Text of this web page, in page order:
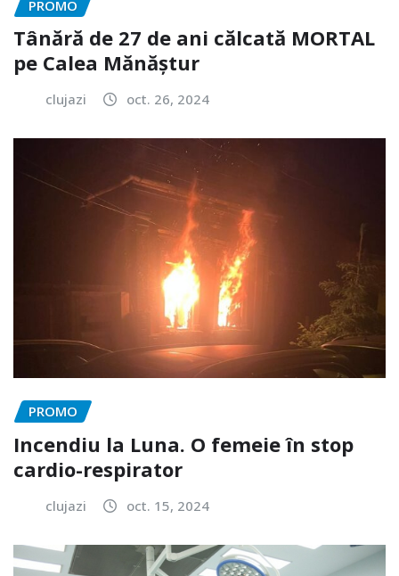
PROMO
Tânără de 27 de ani călcată MORTAL
pe Calea Mănăștur
clujazi oct. 26, 2024
PROMO
Incendiu la Luna. O femeie în stop
cardio-respirator
clujazi oct. 15, 2024